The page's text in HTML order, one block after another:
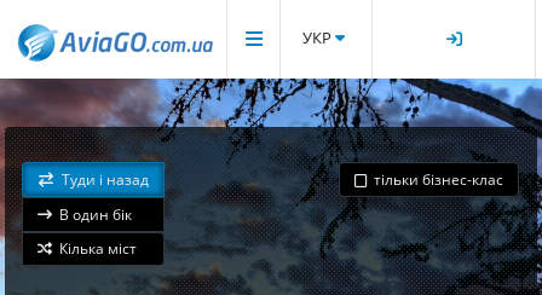
УКР
Туди і назад
В один бік
Кілька міст
тільки бізнес-клас